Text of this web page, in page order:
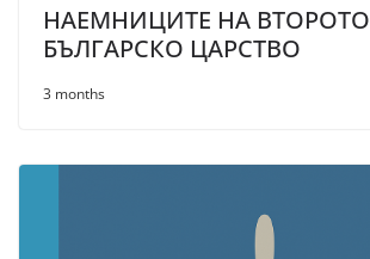
НАЕМНИЦИТЕ НА ВТОРОТО
БЪЛГАРСКО ЦАРСТВО
3 months